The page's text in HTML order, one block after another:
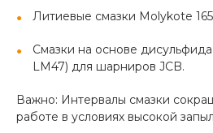
Литиевые смазки Molykote
Смазки на основе
LM47) для шарниров JCB.
Важно: Интервалы смазки
работе в условиях высокой